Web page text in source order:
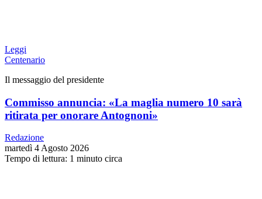
Leggi
Centenario
Il messaggio del presidente
Commisso annuncia: «La maglia numero 10 sarà
ritirata per onorare Antognoni»
Redazione
martedì 4 Agosto 2026
Tempo di lettura: 1 minuto circa